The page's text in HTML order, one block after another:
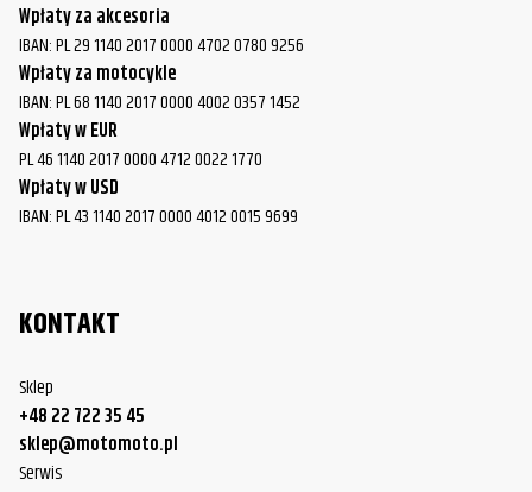
Wpłaty za akcesoria
IBAN: PL 29 1140 2017 0000 4702 0780 9256
Wpłaty za motocykle
IBAN: PL 68 1140 2017 0000 4002 0357 1452
Wpłaty w EUR
PL 46 1140 2017 0000 4712 0022 1770
Wpłaty w USD
IBAN: PL 43 1140 2017 0000 4012 0015 9699
KONTAKT
Sklep
+48 22 722 35 45
sklep@motomoto.pl
Serwis